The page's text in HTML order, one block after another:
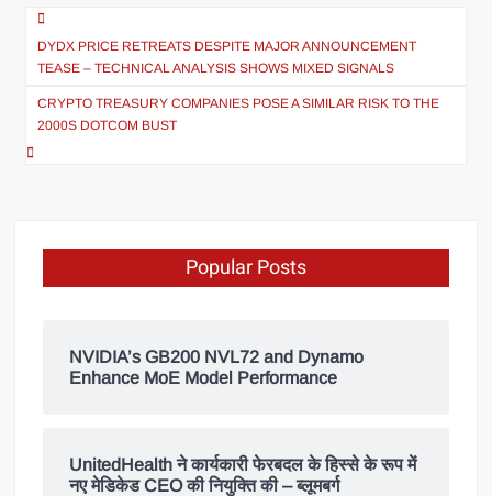
DYDX PRICE RETREATS DESPITE MAJOR ANNOUNCEMENT
TEASE – TECHNICAL ANALYSIS SHOWS MIXED SIGNALS
CRYPTO TREASURY COMPANIES POSE A SIMILAR RISK TO THE
2000S DOTCOM BUST
Popular Posts
NVIDIA’s GB200 NVL72 and Dynamo
Enhance MoE Model Performance
UnitedHealth ने कार्यकारी फेरबदल के हिस्से के रूप में
नए मेडिकेड CEO की नियुक्ति की – ब्लूमबर्ग